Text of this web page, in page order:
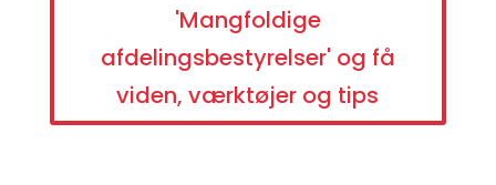
'Mangfoldige
afdelingsbestyrelser' og få
viden, værktøjer og tips